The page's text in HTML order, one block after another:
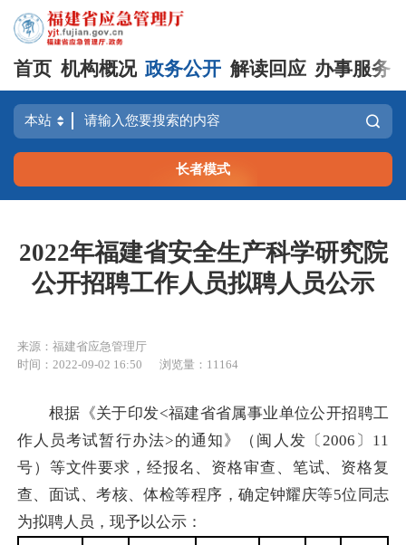
首页 机构概况 政务公开 解读回应 办事服务
长者模式
2022年福建省安全生产科学研究院
公开招聘工作人员拟聘人员公示
来源：福建省应急管理厅
时间：2022-09-02 16:50
浏览量：11164
根据《关于印发<福建省省属事业单位公开招聘工
作人员考试暂行办法>的通知》（闽人发〔2006〕11
号）等文件要求，经报名、资格审查、笔试、资格复
查、面试、考核、体检等程序，确定钟耀庆等5位同志
为拟聘人员，现予以公示：